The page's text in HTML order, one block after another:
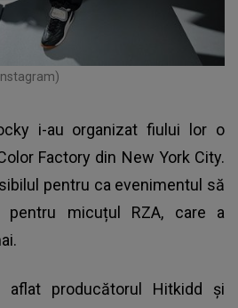
i-au organizat fiului lor o
Factory din New York City.
pentru ca evenimentul să
pentru micuțul RZA, care a
aflat producătorul Hitkidd și